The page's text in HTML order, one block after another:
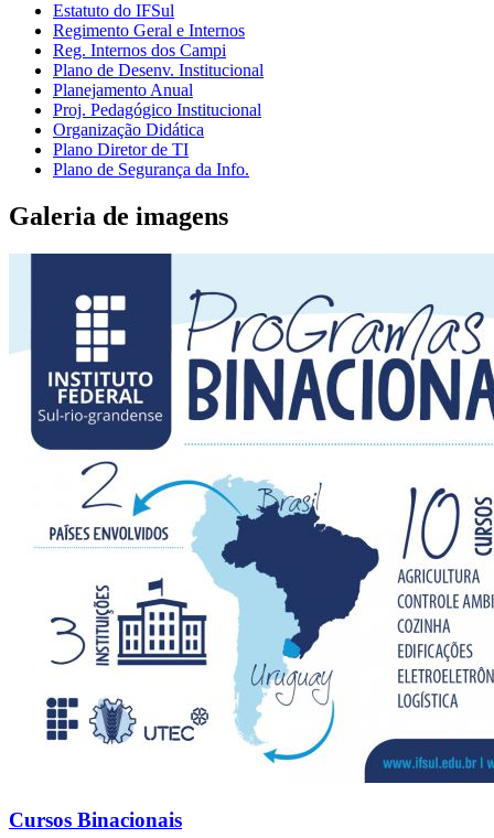
Estatuto do IFSul
Regimento Geral e Internos
Reg. Internos dos Campi
Plano de Desenv. Institucional
Planejamento Anual
Proj. Pedagógico Institucional
Organização Didática
Plano Diretor de TI
Plano de Segurança da Info.
Galeria de imagens
Cursos Binacionais